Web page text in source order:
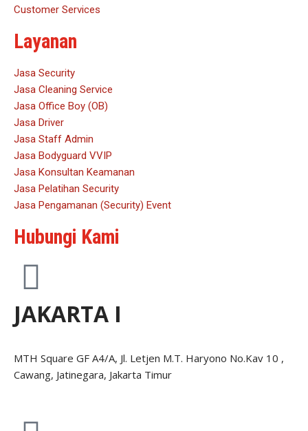
Customer Services
Layanan
Jasa Security
Jasa Cleaning Service
Jasa Office Boy (OB)
Jasa Driver
Jasa Staff Admin
Jasa Bodyguard VVIP
Jasa Konsultan Keamanan
Jasa Pelatihan Security
Jasa Pengamanan (Security) Event
Hubungi Kami
JAKARTA I
MTH Square GF A4/A, Jl. Letjen M.T. Haryono No.Kav 10 ,
Cawang, Jatinegara, Jakarta Timur